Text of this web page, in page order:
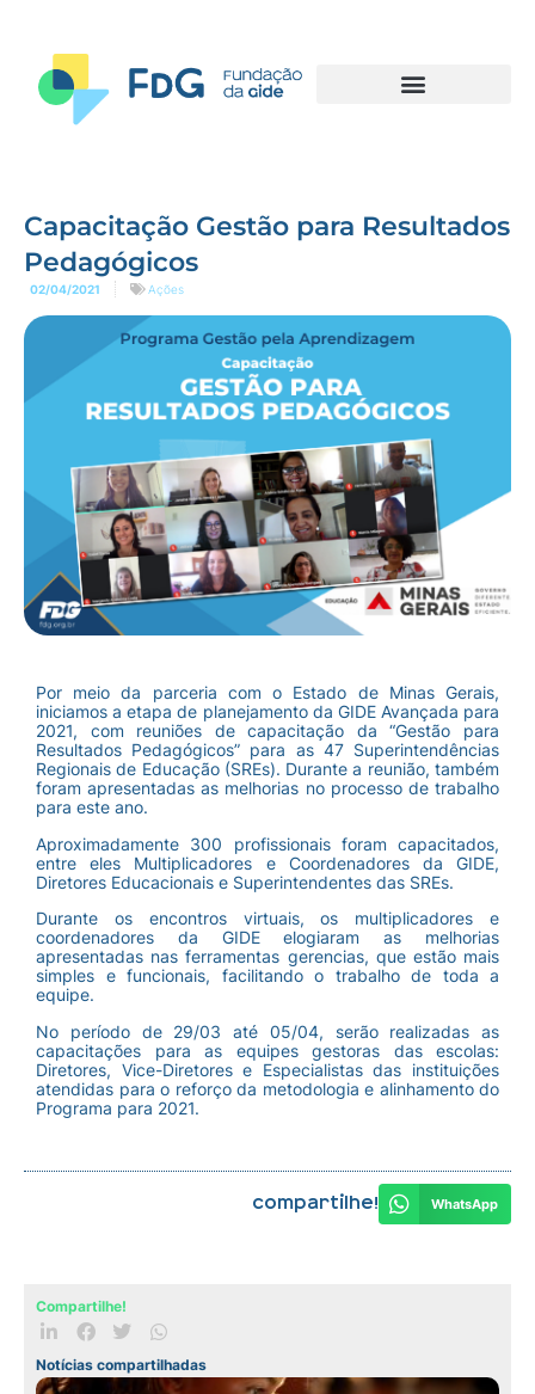
Capacitação Gestão para Resultados
Pedagógicos
02/04/2021 Ações
Por meio da parceria com o Estado de Minas Gerais,
iniciamos a etapa de planejamento da GIDE Avançada para
2021, com reuniões de capacitação da “Gestão para
Resultados Pedagógicos” para as 47 Superintendências
Regionais de Educação (SREs). Durante a reunião, também
foram apresentadas as melhorias no processo de trabalho
para este ano.
Aproximadamente 300 profissionais foram capacitados,
entre eles Multiplicadores e Coordenadores da GIDE,
Diretores Educacionais e Superintendentes das SREs.
Durante os encontros virtuais, os multiplicadores e
coordenadores da GIDE elogiaram as melhorias
apresentadas nas ferramentas gerencias, que estão mais
simples e funcionais, facilitando o trabalho de toda a
equipe.
No período de 29/03 até 05/04, serão realizadas as
capacitações para as equipes gestoras das escolas:
Diretores, Vice-Diretores e Especialistas das instituições
atendidas para o reforço da metodologia e alinhamento do
Programa para 2021.
Compartilhe! WhatsApp
Compartilhe!
Notícias compartilhadas